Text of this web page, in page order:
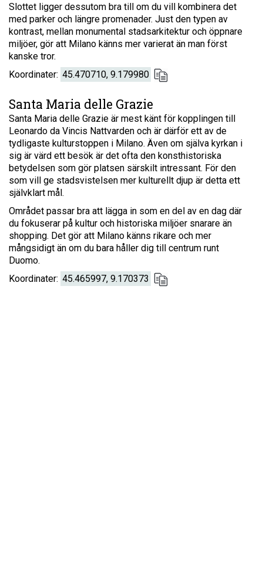
Slottet ligger dessutom bra till om du vill kombinera det
med parker och längre promenader. Just den typen av
kontrast, mellan monumental stadsarkitektur och öppnare
miljöer, gör att Milano känns mer varierat än man först
kanske tror.
Koordinater: 45.470710, 9.179980
Santa Maria delle Grazie
Santa Maria delle Grazie är mest känt för kopplingen till
Leonardo da Vincis Nattvarden och är därför ett av de
tydligaste kulturstoppen i Milano. Även om själva kyrkan i
sig är värd ett besök är det ofta den konsthistoriska
betydelsen som gör platsen särskilt intressant. För den
som vill ge stadsvistelsen mer kulturellt djup är detta ett
självklart mål.
Området passar bra att lägga in som en del av en dag där
du fokuserar på kultur och historiska miljöer snarare än
shopping. Det gör att Milano känns rikare och mer
mångsidigt än om du bara håller dig till centrum runt
Duomo.
Koordinater: 45.465997, 9.170373